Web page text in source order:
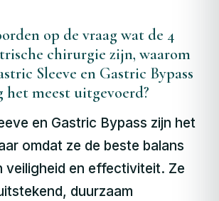
op de vraag wat de 4
chirurgie zijn, waarom
Sleeve en Gastric Bypass
het meest uitgevoerd?
en Gastric Bypass zijn het
omdat ze de beste balans
veiligheid en effectiviteit. Ze
duurzaam